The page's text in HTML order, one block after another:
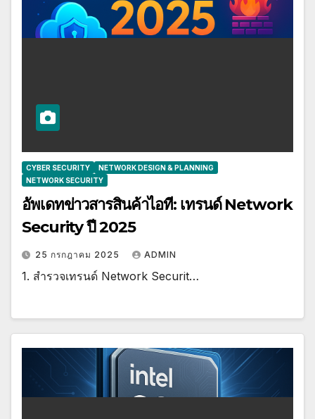
CYBER SECURITY
NETWORK DESIGN & PLANNING
NETWORK SECURITY
อัพเดทข่าวสารสินค้าไอที: เทรนด์ Network
Security ปี 2025
25 กรกฎาคม 2025 ADMIN
1. สำรวจเทรนด์ Network Securit…